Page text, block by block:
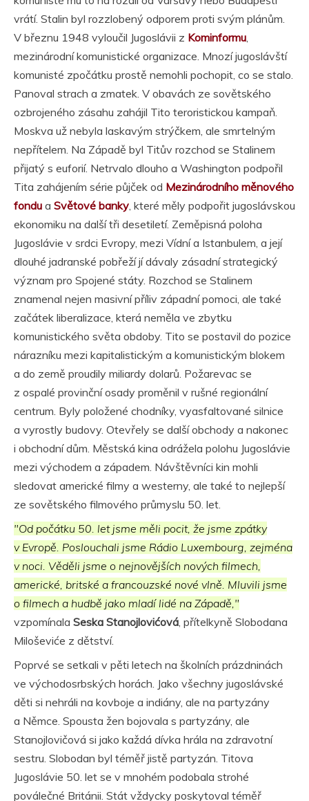
vrátí. Stalin byl rozzlobený odporem proti svým plánům.
V březnu 1948 vyloučil Jugoslávii z Kominformu
mezinárodní komunistické organizace. Mnozí jugoslávští
komunisté zpočátku prostě nemohli pochopit, co se stalo.
Panoval strach a zmatek. V obavách ze sovětského
ozbrojeného zásahu zahájil Tito teroristickou kampaň.
Moskva už nebyla laskavým strýčkem, ale smrtelným
nepřítelem. Na Západě byl Titův rozchod se Stalinem
přijatý s euforií. Netrvalo dlouho a Washington podpořil
Tita zahájením série půjček od Mezinárodního měnového
fondu a Světové banky , které měly podpořit jugoslávskou
ekonomiku na další tři desetiletí. Zeměpisná poloha
Jugoslávie v srdci Evropy, mezi Vídní a Istanbulem, a její
dlouhé jadranské pobřeží jí dávaly zásadní strategický
význam pro Spojené státy. Rozchod se Stalinem
znamenal nejen masivní příliv západní pomoci, ale také
začátek liberalizace, která neměla ve zbytku
komunistického světa obdoby. Tito se postavil do pozice
nárazníku mezi kapitalistickým a komunistickým blokem
a do země proudily miliardy dolarů. Požarevac se
z ospalé provinční osady proměnil v rušné regionální
centrum. Byly položené chodníky, vyasfaltované silnice
a vyrostly budovy. Otevřely se další obchody a nakonec
i obchodní dům. Městská kina odrážela polohu Jugoslávie
mezi východem a západem. Návštěvníci kin mohli
sledovat americké filmy a westerny, ale také to nejlepší
ze sovětského filmového průmyslu 50. let.
"Od počátku 50. let jsme měli pocit, že jsme zpátky
v Evropě. Poslouchali jsme Rádio Luxembourg, zejména
v noci. Věděli jsme o nejnovějších nových filmech,
americké, britské a francouzské nové vlně. Mluvili jsme
o filmech a hudbě jako mladí lidé na Západě,"
vzpomínala Seska Stanojlovićová , přítelkyně Slobodana
Miloševiće z dětství.
Poprvé se setkali v pěti letech na školních prázdninách
ve východosrbských horách. Jako všechny jugoslávské
děti si nehráli na kovboje a indiány, ale na partyzány
a Němce. Spousta žen bojovala s partyzány, ale
Stanojlovičová si jako každá dívka hrála na zdravotní
sestru. Slobodan byl téměř jistě partyzán. Titova
Jugoslávie 50. let se v mnohém podobala strohé
poválečné Británii. Stát vždycky poskytoval téměř